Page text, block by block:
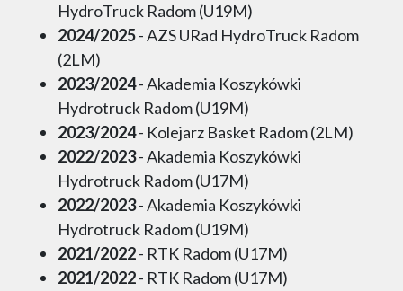
HydroTruck Radom (U19M)
2024/2025- AZS URad HydroTruck Radom
(2LM)
2023/2024- Akademia Koszykówki
Hydrotruck Radom (U19M)
2023/2024- Kolejarz Basket Radom (2LM)
2022/2023- Akademia Koszykówki
Hydrotruck Radom (U17M)
2022/2023- Akademia Koszykówki
Hydrotruck Radom (U19M)
2021/2022- RTK Radom (U17M)
2021/2022- RTK Radom (U17M)